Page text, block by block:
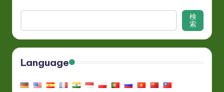
検
索
Language